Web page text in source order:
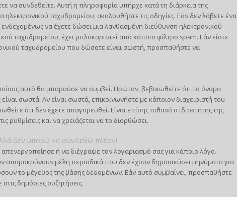
να συνδεθείτε. Αυτή η πληροφορία υπήρχε κατά τη διάρκεια της
ηλεκτρονικού ταχυδρομείου, ακολουθήστε τις οδηγίες. Εάν δεν λάβετε ένα
να έχετε δώσει μια λανθασμένη διεύθυνση ηλεκτρονικού
ταχυδρομείου, έχει μπλοκαριστεί από κάποιο φίλτρο spam. Εάν είστε
ταχυδρομείου που δώσατε είναι σωστή, προσπαθήστε να
αυτό θα μπορούσε να συμβεί. Πρώτον, βεβαιωθείτε ότι το όνομα
σωστά. Αν είναι σωστά, επικοινωνήστε με κάποιον διαχειριστή του
ότι δεν έχετε απαγορευθεί. Είναι επίσης πιθανό ο ιδιοκτήτης της
ρυθμίσεις και να χρειάζεται να το διορθώσει.
δεν μπορώ να συνδεθώ πλέον!
απενεργοποίησε ή να διέγραψε τον λογαριασμό σας για κάποιο λόγο.
απομακρύνουν μέλη περιοδικά που δεν έχουν δημοσιεύσει μηνύματα για
το μέγεθος της βάσης δεδομένων. Εάν αυτό συμβαίνει, προσπαθήστε
δημόσιες συζητήσεις.